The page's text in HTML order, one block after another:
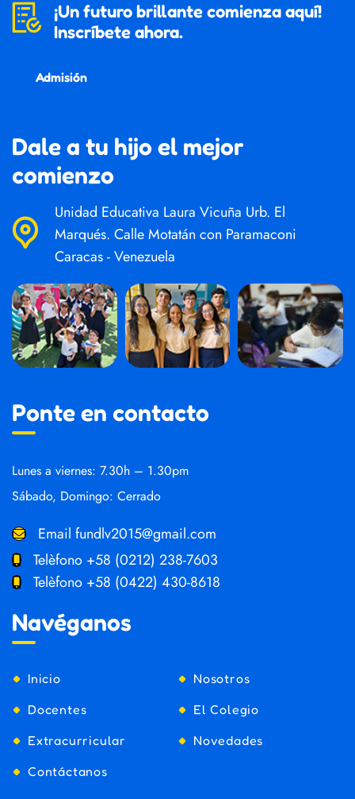
¡Un futuro brillante comienza aquí!
Inscríbete ahora.
Admisión
Dale a tu hijo el mejor
comienzo
Unidad Educativa Laura Vicuña Urb. El
Marqués. Calle Motatán con Paramaconi
Caracas - Venezuela
Ponte en contacto
Lunes a viernes: 7.30h – 1.30pm
Sábado, Domingo: Cerrado
Email fundlv2015@gmail.com
Telèfono +58 (0212) 238-7603
Telèfono +58 (0422) 430-8618
Navéganos
Inicio
Nosotros
Docentes
El Colegio
Extracurricular
Novedades
Contáctanos